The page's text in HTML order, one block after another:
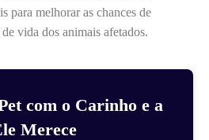
para melhorar as chances de
vida dos animais afetados.
com o Carinho e a
Merece